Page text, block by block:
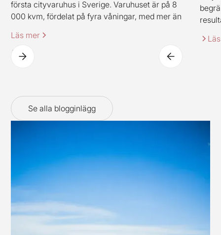
första cityvaruhus i Sverige. Varuhuset är på 8
000 kvm, fördelat på fyra våningar, med mer än
IKEAs klassiska restaurangkoncept (dock i en ny
spännande tappning).
Läs mer
Se alla blogginlägg